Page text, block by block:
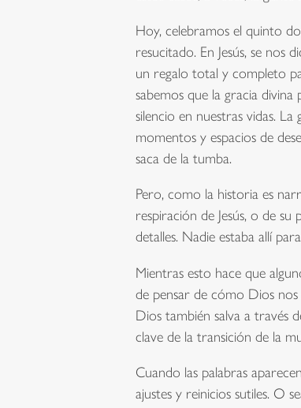
Hoy, celebramos el quinto
resucitado. En Jesús, se nos
un regalo total y completo
sabemos que la gracia
silencio en nuestras vidas.
momentos y espacios de
saca de la tumba.
Pero, como la historia es
respiración de Jesús, o de
detalles. Nadie estaba allí
Mientras esto hace que
de pensar de cómo Dios nos
Dios también salva a través
clave de la transición de la
Cuando las palabras
ajustes y reinicios sutiles. O